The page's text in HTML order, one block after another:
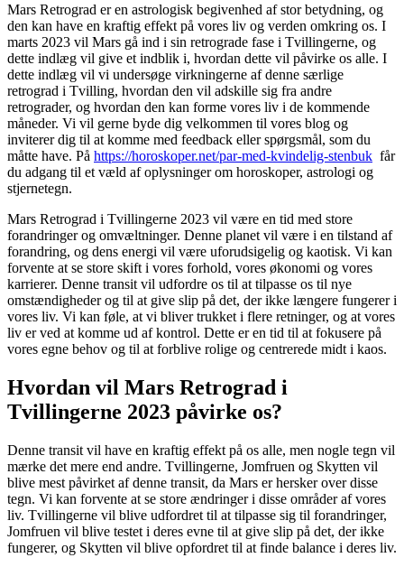
Mars Retrograd er en astrologisk begivenhed af stor betydning, og
den kan have en kraftig effekt på vores liv og verden omkring os. I
marts 2023 vil Mars gå ind i sin retrograde fase i Tvillingerne, og
dette indlæg vil give et indblik i, hvordan dette vil påvirke os alle. I
dette indlæg vil vi undersøge virkningerne af denne særlige
retrograd i Tvilling, hvordan den vil adskille sig fra andre
retrograder, og hvordan den kan forme vores liv i de kommende
måneder. Vi vil gerne byde dig velkommen til vores blog og
inviterer dig til at komme med feedback eller spørgsmål, som du
måtte have. På https://horoskoper.net/par-med-kvindelig-stenbuk får
du adgang til et væld af oplysninger om horoskoper, astrologi og
stjernetegn.
Mars Retrograd i Tvillingerne 2023 vil være en tid med store
forandringer og omvæltninger. Denne planet vil være i en tilstand af
forandring, og dens energi vil være uforudsigelig og kaotisk. Vi kan
forvente at se store skift i vores forhold, vores økonomi og vores
karrierer. Denne transit vil udfordre os til at tilpasse os til nye
omstændigheder og til at give slip på det, der ikke længere fungerer i
vores liv. Vi kan føle, at vi bliver trukket i flere retninger, og at vores
liv er ved at komme ud af kontrol. Dette er en tid til at fokusere på
vores egne behov og til at forblive rolige og centrerede midt i kaos.
Hvordan vil Mars Retrograd i
Tvillingerne 2023 påvirke os?
Denne transit vil have en kraftig effekt på os alle, men nogle tegn vil
mærke det mere end andre. Tvillingerne, Jomfruen og Skytten vil
blive mest påvirket af denne transit, da Mars er hersker over disse
tegn. Vi kan forvente at se store ændringer i disse områder af vores
liv. Tvillingerne vil blive udfordret til at tilpasse sig til forandringer,
Jomfruen vil blive testet i deres evne til at give slip på det, der ikke
fungerer, og Skytten vil blive opfordret til at finde balance i deres liv.